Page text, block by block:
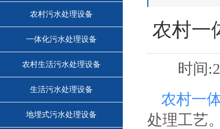
农村污水处理设备
一体化污水处理设备
农村生活污水处理设备
生活污水处理设备
地埋式污水处理设备
农村一
时间
农村一
处理工艺